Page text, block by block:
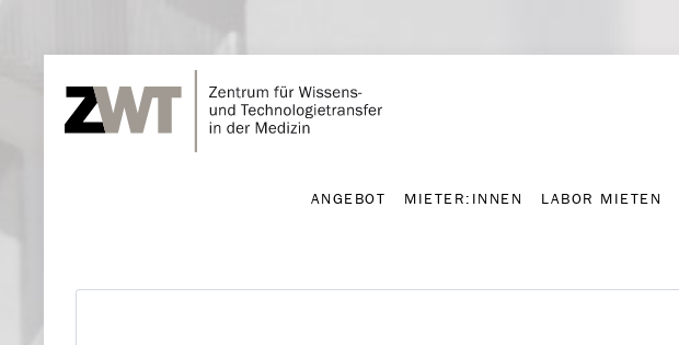
ANGEBOT
ANGEBOT MIETER:INNEN LABOR MIETEN